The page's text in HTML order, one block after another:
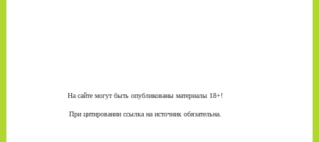
На сайте могут быть опубликованы материалы 18+!
При цитировании ссылка на источник обязательна.